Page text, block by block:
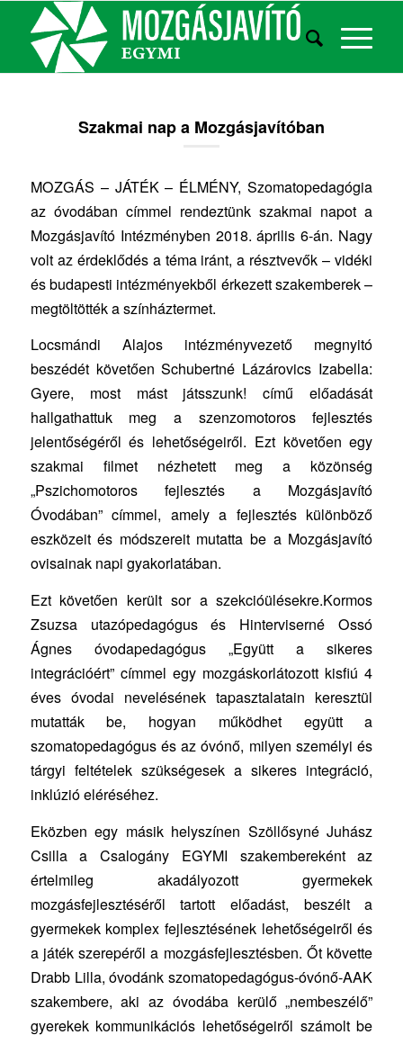
Szakmai nap a Mozgásjavítóban
MOZGÁS – JÁTÉK – ÉLMÉNY, Szomatopedagógia
az óvodában címmel rendeztünk szakmai napot a
Mozgásjavító Intézményben 2018. április 6-án. Nagy
volt az érdeklődés a téma iránt, a résztvevők – vidéki
és budapesti intézményekből érkezett szakemberek –
megtöltötték a színháztermet.
Locsmándi Alajos intézményvezető megnyitó
beszédét követően Schubertné Lázárovics Izabella:
Gyere, most mást játsszunk! című előadását
hallgathattuk meg a szenzomotoros fejlesztés
jelentőségéről és lehetőségeiről. Ezt követően egy
szakmai filmet nézhetett meg a közönség
„Pszichomotoros fejlesztés a Mozgásjavító
Óvodában” címmel, amely a fejlesztés különböző
eszközeit és módszereit mutatta be a Mozgásjavító
ovisainak napi gyakorlatában.
Ezt követően került sor a szekcióülésekre.Kormos
Zsuzsa utazópedagógus és Hinterviserné Ossó
Ágnes óvodapedagógus „Együtt a sikeres
integrációért” címmel egy mozgáskorlátozott kisfiú 4
éves óvodai nevelésének tapasztalatain keresztül
mutatták be, hogyan működhet együtt a
szomatopedagógus és az óvónő, milyen személyi és
tárgyi feltételek szükségesek a sikeres integráció,
inklúzió eléréséhez.
Eközben egy másik helyszínen Szöllősyné Juhász
Csilla a Csalogány EGYMI szakembereként az
értelmileg akadályozott gyermekek
mozgásfejlesztéséről tartott előadást, beszélt a
gyermekek komplex fejlesztésének lehetőségeiről és
a játék szerepéről a mozgásfejlesztésben. Őt követte
Drabb Lilla, óvodánk szomatopedagógus-óvónő-AAK
szakembere, aki az óvodába kerülő „nembeszélő”
gyerekek kommunikációs lehetőségeiről számolt be